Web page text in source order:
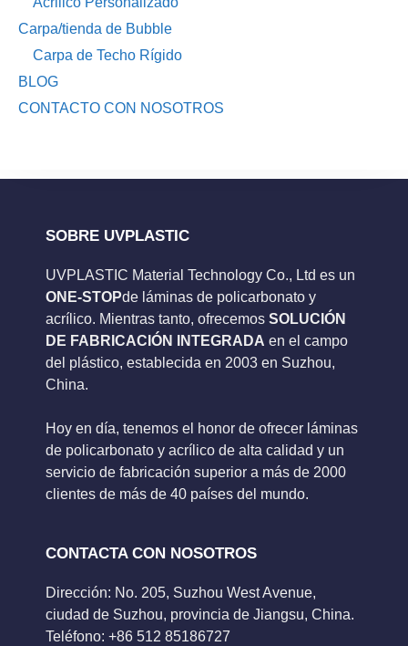
Carpa/tienda de Bubble
Carpa de Techo Rígido
BLOG
CONTACTO CON NOSOTROS
SOBRE UVPLASTIC
UVPLASTIC Material Technology Co., Ltd es un
ONE-STOPde láminas de policarbonato y
acrílico. Mientras tanto, ofrecemos SOLUCIÓN
DE FABRICACIÓN INTEGRADA en el campo
del plástico, establecida en 2003 en Suzhou,
China.
Hoy en día, tenemos el honor de ofrecer láminas
de policarbonato y acrílico de alta calidad y un
servicio de fabricación superior a más de 2000
clientes de más de 40 países del mundo.
CONTACTA CON NOSOTROS
Dirección: No. 205, Suzhou West Avenue,
ciudad de Suzhou, provincia de Jiangsu, China.
Teléfono: +86 512 85186727